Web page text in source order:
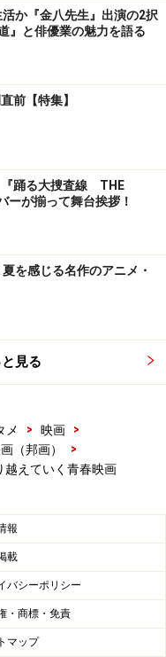
をチェック！
か『金八先生』出演の2択
』と俳優業の魅力を語る
前【特集】
『踊る大捜査線 THE
が揃って舞台挨拶！
を感じる名作のアニメ・
見る
メ > 映画
>
（邦画）
>
越えていく青春映画
報
載
バシーポリシー
・商標・免責
マップ